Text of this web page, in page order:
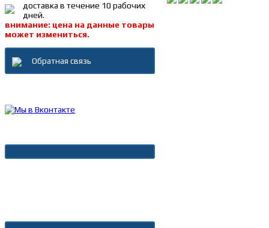
доставка в течение 10 рабочих
дней.
внимание: цена на данные товары
может измениться.
Обратная связь